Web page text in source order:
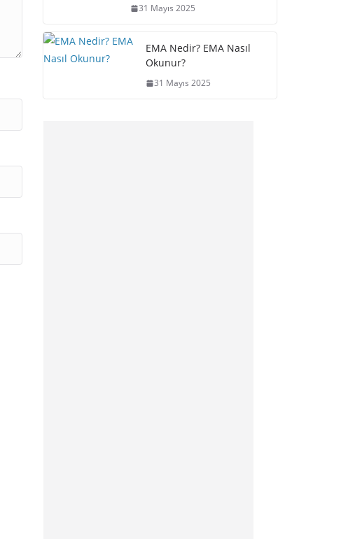
31 Mayıs 2025
EMA Nedir? EMA Nasıl
Okunur?
31 Mayıs 2025